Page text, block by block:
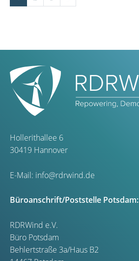
Hollerithallee 6
30419 Hannover
E-Mail: info@rdrwind.de
Büroanschrift/Poststelle Potsdam:
RDRWind e.V.
Büro Potsdam
Behlertstraße 3a/Haus B2